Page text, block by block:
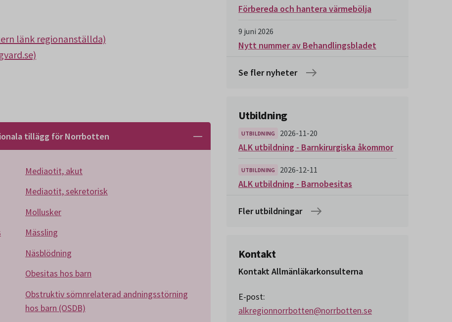
länk regionanställda)
tillägg för Norrbotten
Mediaotit, akut
Mediaotit, sekretorisk
Mollusker
Mässling
Näsblödning
Obesitas hos barn
Obstruktiv sömnrelaterad andningsstörning
hos barn (OSDB)
Förbereda och hantera värmebölja
9 juni 2026
Nytt nummer av Behandlingsbladet
Se fler nyheter
Utbildning
UTBILDNING 2026-11-20
ALK utbildning - Barnkirurgiska åkommor
UTBILDNING 2026-12-11
ALK utbildning - Barnobesitas
Fler utbildningar
Kontakt
Kontakt Allmänläkarkonsulterna
E-post:
alkregionnorrbotten@norrbotten.se